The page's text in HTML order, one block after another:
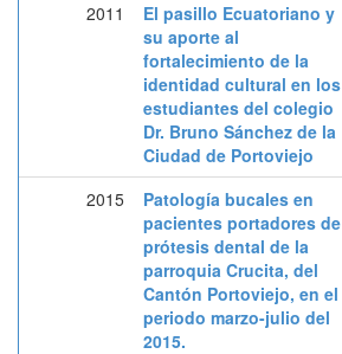
2011
El pasillo Ecuatoriano y
su aporte al
fortalecimiento de la
identidad cultural en los
estudiantes del colegio
Dr. Bruno Sánchez de la
Ciudad de Portoviejo
2015
Patología bucales en
pacientes portadores de
prótesis dental de la
parroquia Crucita, del
Cantón Portoviejo, en el
periodo marzo-julio del
2015.